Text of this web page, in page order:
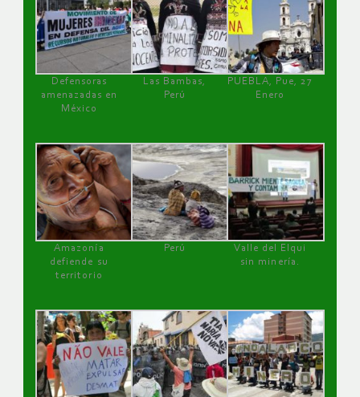
Defensoras
amenazadas en
México
Las Bambas,
Perú
PUEBLA, Pue, 27
Enero
Amazonía
defiende su
territorio
Perú
Valle del Elqui
sin minería.